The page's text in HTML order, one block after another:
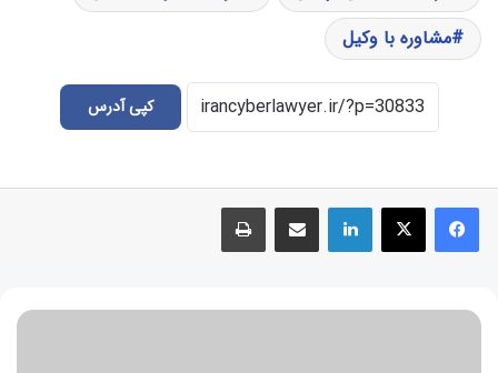
مشاوره با وکیل
کپی آدرس